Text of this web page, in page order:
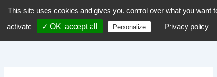
contenu
dZiGue
This site uses cookies and gives you control over what you want
activate
✓ OK, accept all Personalize Privacy policy